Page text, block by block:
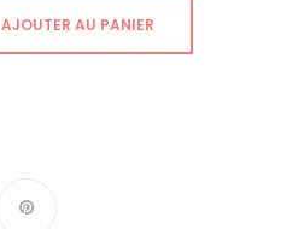
AJOUTER AU PANIER